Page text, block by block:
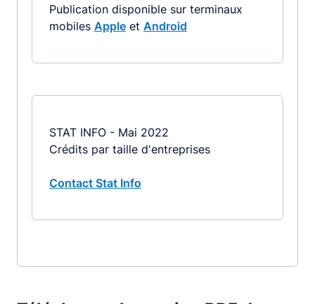
Publication disponible sur terminaux
mobiles Apple et Android
STAT INFO - Mai 2022
Crédits par taille d'entreprises
Contact Stat Info